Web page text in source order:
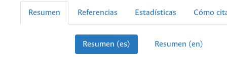
Resumen Referencias Estadísticas Cómo
Resumen (es) Resumen (en)